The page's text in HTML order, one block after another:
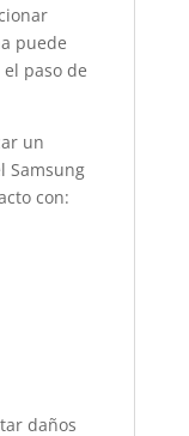
puede
paso de
un
Samsung
con:
daños